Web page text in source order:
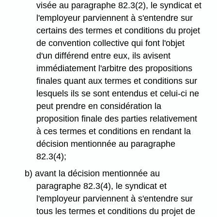
visée au paragraphe 82.3(2), le syndicat et
l'employeur parviennent à s'entendre sur
certains des termes et conditions du projet
de convention collective qui font l'objet
d'un différend entre eux, ils avisent
immédiatement l'arbitre des propositions
finales quant aux termes et conditions sur
lesquels ils se sont entendus et celui-ci ne
peut prendre en considération la
proposition finale des parties relativement
à ces termes et conditions en rendant la
décision mentionnée au paragraphe
82.3(4);
b) avant la décision mentionnée au
paragraphe 82.3(4), le syndicat et
l'employeur parviennent à s'entendre sur
tous les termes et conditions du projet de